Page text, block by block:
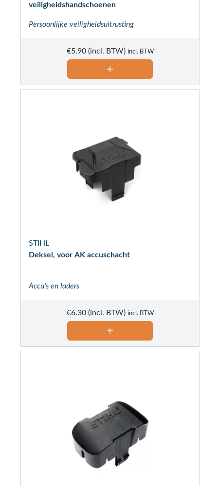
veiligheidshandschoenen
Persoonlijke veiligheidsuitrusting
€5.90 incl. BTW
STIHL
Deksel, voor AK accuschacht
Accu's en laders
€6.30 incl. BTW